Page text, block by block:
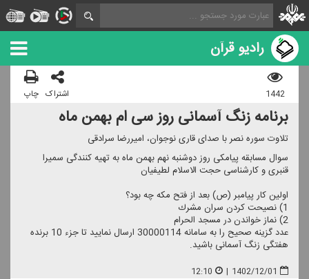
رادیو قرآن
1442 اشتراک چاپ
برنامه زنگ آسمانی روز سی ام بهمن ماه
تلاوت سوره نصر با صدای قاری نوجوان، امیررضا سرادقی
سوال مسابقه پیامكی روز دوشنبه نهم بهمن ماه به تهیه كنندگی سمیرا
قنبری و كارشناسی حجت الاسلام لطیفیان
اولین كار پیامبر (ص) بعد از فتح مكه چه بود؟
1) نصیحت كردن سران مشرك
2) نماز خواندن در مسجد الحرام
عدد گزینه صحیح را به سامانه 30000114 ارسال نمایید تا جزء 10 برنده
هفتگی زنگ آسمانی باشید.
1402/12/01
|
12:10